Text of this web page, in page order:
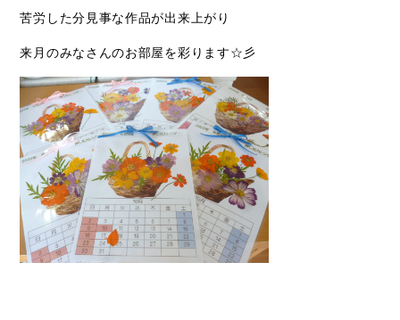
苦労した分見事な作品が出来上がり
来月のみなさんのお部屋を彩ります☆彡